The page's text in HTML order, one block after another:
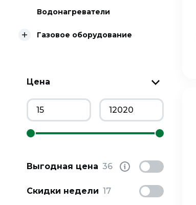
Водонагреватели
Газовое оборудование
Цена
Выгодная цена 36
Скидки недели 17